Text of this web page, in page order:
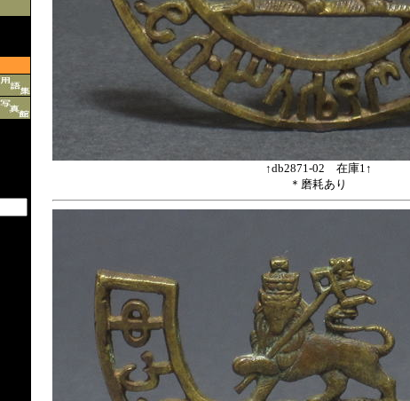
↑db2871-02 在庫1↑
＊磨耗あり